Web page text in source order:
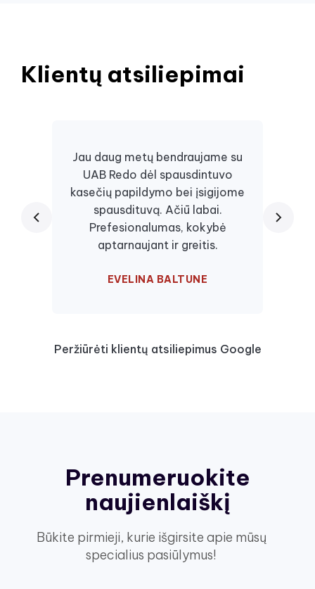
Klientų atsiliepimai
Jau daug metų bendraujame su
UAB Redo dėl spausdintuvo
kasečių papildymo bei įsigijome
spausdituvą. Ačiū labai.
Prefesionalumas, kokybė
aptarnaujant ir greitis.
EVELINA BALTUNE
Peržiūrėti klientų atsiliepimus Google
Prenumeruokite
naujienlaiškį
Būkite pirmieji, kurie išgirsite apie mūsų
specialius pasiūlymus!